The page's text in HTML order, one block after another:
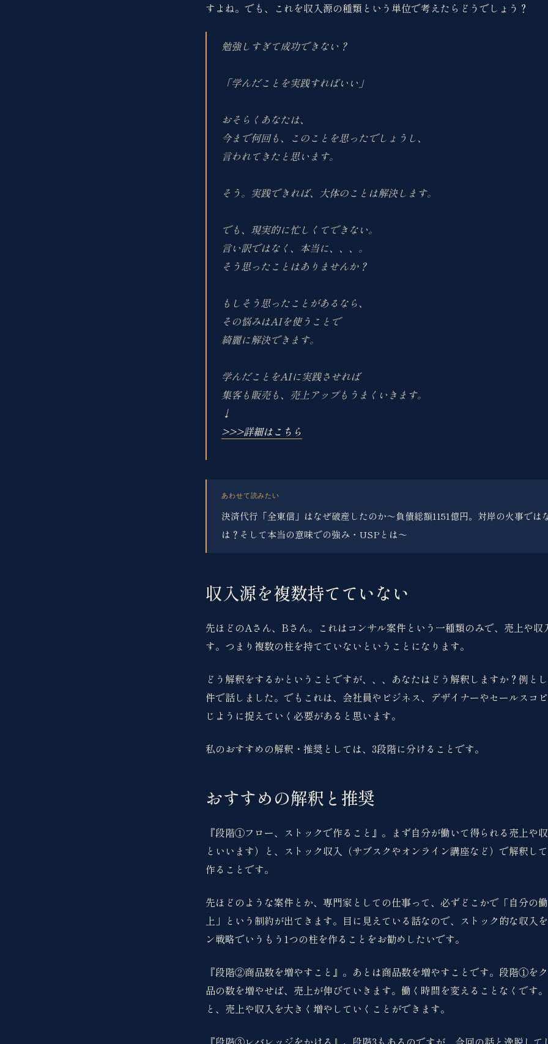
すよね。でも、これを収入源の種類という単位で考えたらどうでしょう？
勉強しすぎて成功できない？
「学んだことを実践すればいい」
おそらくあなたは、
今まで何回も、このことを思ったでしょうし、
言われてきたと思います。
そう。実践できれば、大体のことは解決します。
でも、現実的に忙しくてできない。
言い訳ではなく、本当に、、、。
そう思ったことはありませんか？
もしそう思ったことがあるなら、
その悩みはAIを使うことで
綺麗に解決できます。
学んだことをAIに実践させれば
集客も販売も、売上アップもうまくいきます。
↓
>>>詳細はこちら
あわせて読みたい
決済代行「全東信」はなぜ破産したのか〜負債総額1151億円。対岸の火事では
は？そして本当の意味での強み・USPとは〜
収入源を複数持てていない
先ほどのAさん、Bさん。これはコンサル案件という一種類のみで、売上や収
す。つまり複数の柱を持てていないということになります。
どう解釈をするかということですが、、、あなたはどう解釈しますか？例と
件で話しました。でもこれは、会社員やビジネス、デザイナーやセールスコ
じように捉えていく必要があると思います。
私のおすすめの解釈・推奨としては、3段階に分けることです。
おすすめの解釈と推奨
『段階①フロー、ストックで作ること』。まず自分が働いて得られる売上や
といいます）と、ストック収入（サブスクやオンライン講座など）で解釈し
作ることです。
先ほどのような案件とか、専門家としての仕事って、必ずどこかで「自分の
上」という制約が出てきます。目に見えている話なので、ストック的な収入
ン戦略でいうもう1つの柱を作ることをお勧めしたいです。
『段階②商品数を増やすこと』。あとは商品数を増やすことです。段階①を
品の数を増やせば、売上が伸びていきます。働く時間を変えることなくです
と、売上や収入を大きく増やしていくことができます。